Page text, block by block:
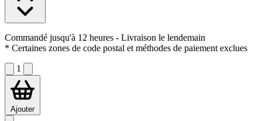
Commandé jusqu'à 12 heures - Livraison le lendemain
* Certaines zones de code postal et méthodes de paiement exclues
1
Ajouter